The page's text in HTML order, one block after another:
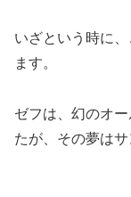
いざという時に
ます。
ゼフは、 幻のオ
たが、その夢はサ